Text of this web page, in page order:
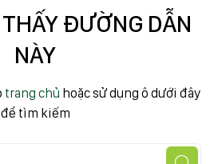
ĐƯỜNG DẪN
NÀY
trang chủ hoặc sử dụng ô dưới đây
để tìm kiếm